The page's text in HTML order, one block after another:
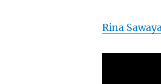
Rina